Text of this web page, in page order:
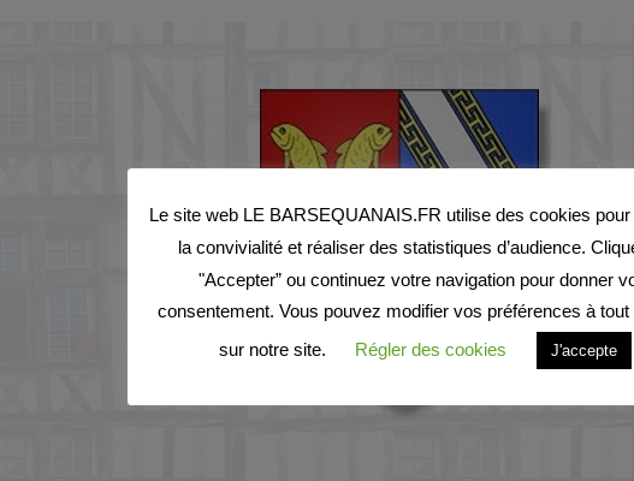
Le site web LE BARSEQUANAIS.FR utilise des cookies
la convivialité et réaliser des statistiques d’audience.
"Accepter” ou continuez votre navigation pour donner
consentement. Vous pouvez modifier vos préférences à
sur notre site.
Régler des cookies J'accepte